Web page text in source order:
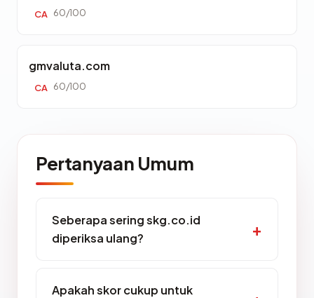
CA 60/100
gmvaluta.com
CA 60/100
Pertanyaan Umum
Seberapa sering skg.co.id
diperiksa ulang?
Apakah skor cukup untuk